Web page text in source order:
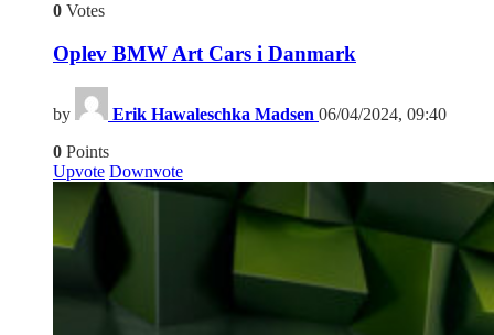
0 Votes
Oplev BMW Art Cars i Danmark
by Erik Hawaleschka Madsen 06/04/2024, 09:40
0 Points
Upvote Downvote